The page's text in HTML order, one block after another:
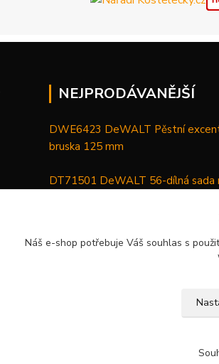
NEJPRODÁVANĚJŠÍ
DWE6423 DeWALT Pěstní
bruska 125 mm
DT71501 DeWALT 56-dílná sada
maznice 18 V XR Li-Ion
Náš e-shop potřebuje Váš souhlas s